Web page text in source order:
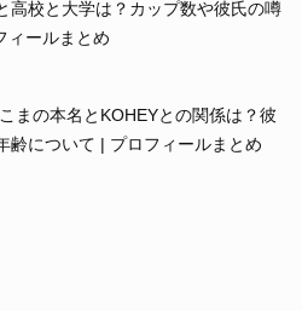
高校と大学は？カップ数や彼氏の噂
ィールまとめ
まの本名とKOHEYとの関係は？彼
齢について | プロフィールまとめ